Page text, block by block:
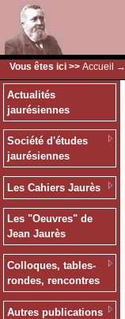
Vous êtes ici >> Accueil →
Actualités
jaurésiennes
Société d'études
jaurésiennes
Les Cahiers Jaurès
Les "Oeuvres" de
Jean Jaurès
Colloques, tables-
rondes, rencontres
Autres publications